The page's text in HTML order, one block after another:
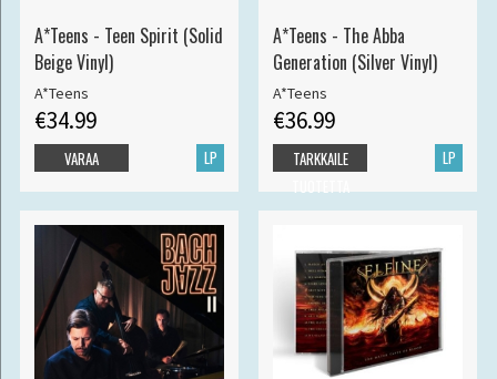
A*Teens - Teen Spirit (Solid
Beige Vinyl)
A*Teens
€34.99
LP
VARAA
A*Teens - The Abba
Generation (Silver Vinyl)
A*Teens
€36.99
LP
TARKKAILE